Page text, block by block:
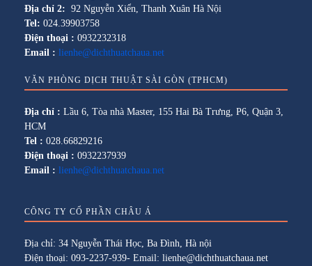
Địa chỉ 2: 92 Nguyễn Xiển, Thanh Xuân Hà Nội
Tel: 024.39903758
Điện thoại : 0932232318
Email : lienhe@dichthuatchaua.net
VĂN PHÒNG DỊCH THUẬT SÀI GÒN (TPHCM)
Địa chỉ : Lầu 6, Tòa nhà Master, 155 Hai Bà Trưng, P6, Quận 3,
HCM
Tel : 028.66829216
Điện thoại : 0932237939
Email : lienhe@dichthuatchaua.net
CÔNG TY CỔ PHẦN CHÂU Á
Địa chỉ: 34 Nguyễn Thái Học, Ba Đình, Hà nội
Điện thoại: 093-2237-939- Email: lienhe@dichthuatchaua.net